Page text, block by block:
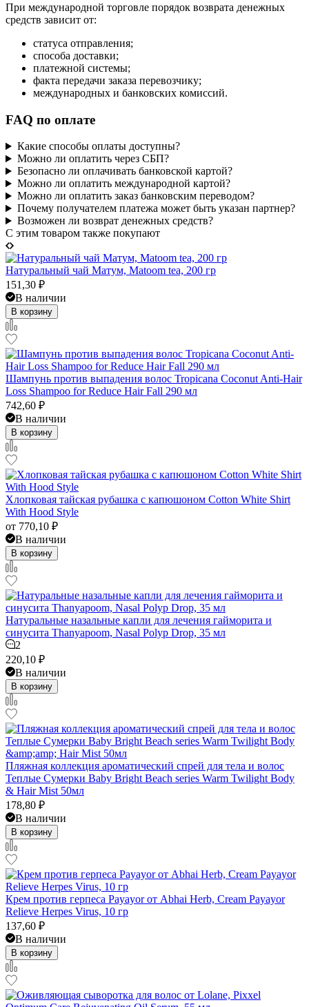
При международной торговле порядок возврата денежных
средств зависит от:
статуса отправления;
способа доставки;
платежной системы;
факта передачи заказа перевозчику;
международных и банковских комиссий.
FAQ по оплате
Какие способы оплаты доступны?
Можно ли оплатить через СБП?
Безопасно ли оплачивать банковской картой?
Можно ли оплатить международной картой?
Можно ли оплатить заказ банковским переводом?
Почему получателем платежа может быть указан партнер?
Возможен ли возврат денежных средств?
C этим товаром также покупают
Натуральный чай Матум, Matoom tea, 200 гр
151,30 ₽
В наличии
В корзину
Шампунь против выпадения волос Tropicana Coconut Anti-Hair
Loss Shampoo for Reduce Hair Fall 290 мл
742,60 ₽
В наличии
В корзину
Хлопковая тайская рубашка с капюшоном Cotton White Shirt
With Hood Style
от 770,10 ₽
В наличии
В корзину
Натуральные назальные капли для лечения гайморита и
синусита Thanyapoom, Nasal Polyp Drop, 35 мл
2
220,10 ₽
В наличии
В корзину
Пляжная коллекция ароматический спрей для тела и волос
Теплые Сумерки Baby Bright Beach series Warm Twilight Body
& Hair Mist 50мл
178,80 ₽
В наличии
В корзину
Крем против герпеса Payayor от Abhai Herb, Cream Payayor
Relieve Herpes Virus, 10 гр
137,60 ₽
В наличии
В корзину